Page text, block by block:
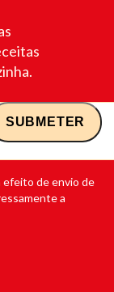
efeito de envio de
a